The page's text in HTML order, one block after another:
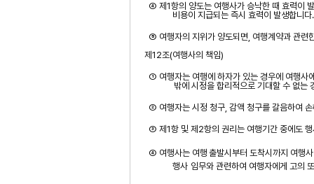
④ 제 1항의 양도는 여행사가 승낙한 때 효력이
비용이 지급되는즉시 효력이 발생합니다.
⑤ 여행자의 지위가 양도되면 여행계약과 관련
제 12조(여행사의 책임)
① 여행자는 여행에 하자가 있는 경우에 여행사
밖에 시정을 합리적으로 기대할 수 없는
② 여행자는 시정 청구 감액 청구를 갈음하여
③ 제 1항 및 제 2항의 권리는 여행기간 중에도
④ 여행사는 여행출발시부터 도착시까지 여행
행사 임무와 관련하여 여행자에게 고의